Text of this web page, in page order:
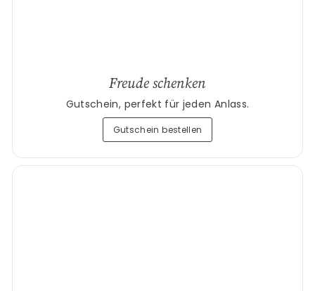
Freude schenken
Gutschein, perfekt für jeden Anlass.
Gutschein bestellen